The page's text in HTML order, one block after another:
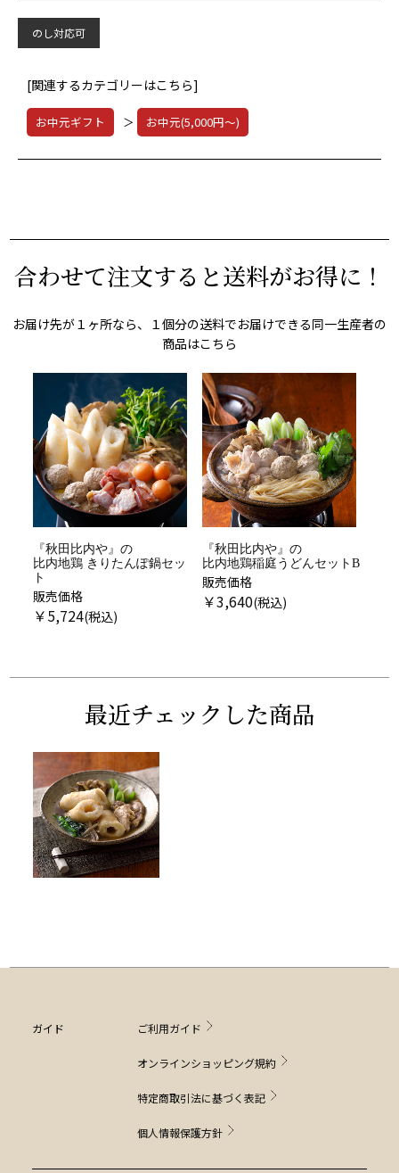
のし対応可
[関連するカテゴリーはこちら]
お中元ギフト ＞ お中元(5,000円～)
合わせて注文すると送料がお得に！
お届け先が１ヶ所なら、１個分の送料でお届けできる同一生産者の
商品はこちら
『秋田比内や』の
比内地鶏 きりたんぽ鍋セッ
ト
販売価格
￥5,724
『秋田比内や』の
比内地鶏稲庭うどんセットB
販売価格
￥3,640
最近チェックした商品
ガイド ご利用ガイド
オンラインショッピング規約
特定商取引法に基づく表記
個人情報保護方針